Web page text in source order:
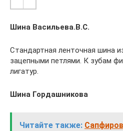
Шина Васильева.В.С.
Стандартная ленточная шина
зацепными петлями. К зубам
лигатур.
Шина Гордашникова
Читайте также: